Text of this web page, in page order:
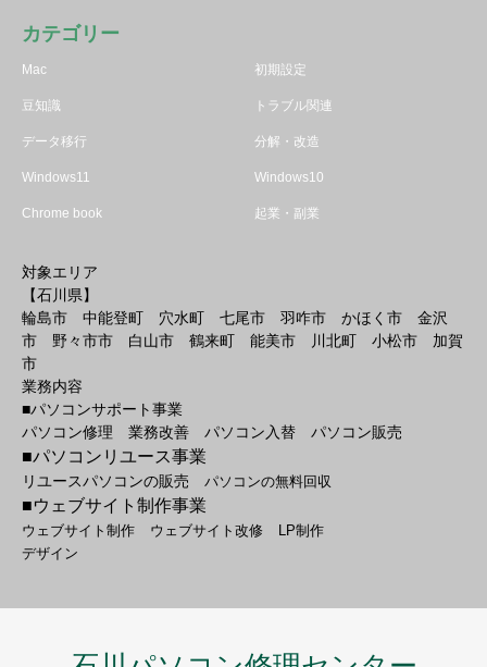
カテゴリー
Mac 初期設定
豆知識 トラブル関連
データ移行 分解・改造
Windows11 Windows10
Chrome book 起業・副業
対象エリア
【石川県】
輪島市 中能登町 穴水町 七尾市 羽咋市 かほく市 金沢
市 野々市市 白山市 鶴来町 能美市 川北町 小松市 加賀
市
業務内容
■パソコンサポート事業
パソコン修理 業務改善 パソコン入替 パソコン販売
■パソコンリユース事業
リユースパソコンの販売 パソコンの無料回収
■ウェブサイト制作事業
ウェブサイト制作 ウェブサイト改修
LP制作
デザイン